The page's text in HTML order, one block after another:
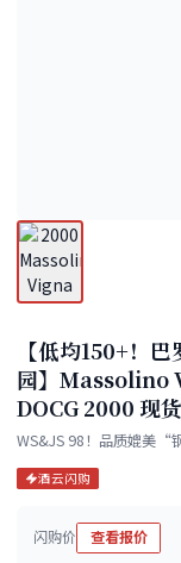
【低均150+！
园】Massolino
DOCG 2000 现货
WS&JS 98！品质媲美“
酒云闪购
闪购价 查看报价